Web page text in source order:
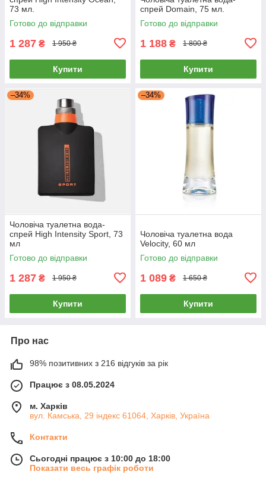
73 мл.
Готово до відправки
1 287 ₴ 1 950 ₴
Купити
спрей Domain, 75 мл.
Готово до відправки
1 188 ₴ 1 800 ₴
Купити
–34%
Чоловіча туалетна вода-
спрей High Intensity Sport, 73
мл
Готово до відправки
1 287 ₴ 1 950 ₴
Купити
–34%
Чоловіча туалетна вода
Velocity, 60 мл
Готово до відправки
1 089 ₴ 1 650 ₴
Купити
Про нас
98% позитивних з 216 відгуків за рік
Працює з 08.05.2024
м. Харків
вул. Камська, 29 індекс 61064, Харків, Україна
Контакти
Сьогодні працює з 10:00 до 18:00
Показати весь графік роботи